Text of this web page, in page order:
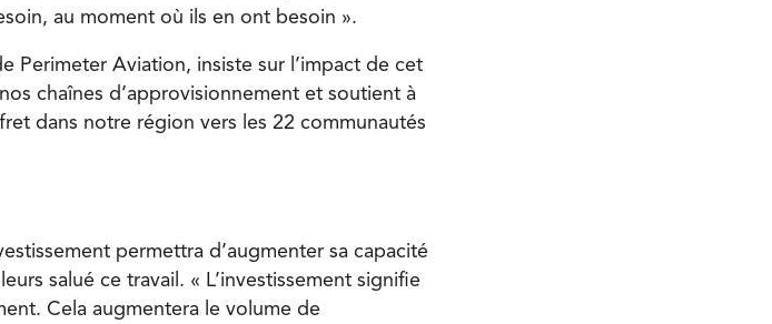
au moment où ils en ont besoin ».
Perimeter Aviation, insiste sur l’impact de cet
chaînes d’approvisionnement et soutient à
dans notre région vers les 22 communautés
permettra d’augmenter sa capacité
salué ce travail. « L’investissement signifie
Cela augmentera le volume de